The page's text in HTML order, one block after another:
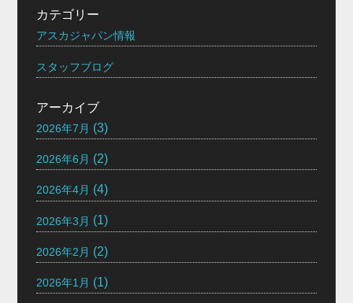
カテゴリー
アスカジャパン情報
スタッフブログ
アーカイブ
2026年7月 (3)
2026年6月 (2)
2026年4月 (4)
2026年3月 (1)
2026年2月 (2)
2026年1月 (1)